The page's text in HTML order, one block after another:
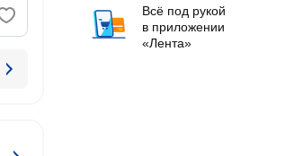
Всё под рукой
в приложении
«Лента»